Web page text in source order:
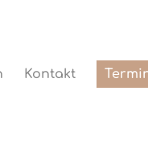
Kontakt